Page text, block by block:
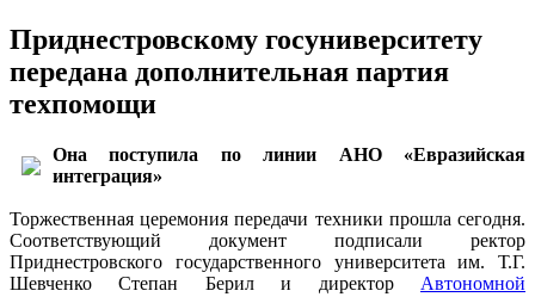
Приднестровскому госуниверситету
передана дополнительная партия
техпомощи
Она поступила по линии АНО «Евразийская
интеграция»
Торжественная церемония передачи техники прошла сегодня.
Соответствующий документ подписали ректор
Приднестровского государственного университета им. Т.Г.
Шевченко Степан Берил и директор Автономной